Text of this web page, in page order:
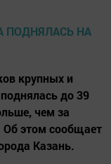
крупных и
до 39
чем за
Об этом сообщает
Казань.